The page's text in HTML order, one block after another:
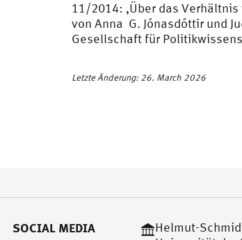
11/2014: ‚Über das
von Anna G. Jónasdóttir und
Gesellschaft für
Letzte Änderung: 26. March 2026
SOCIAL MEDIA
Helmut-